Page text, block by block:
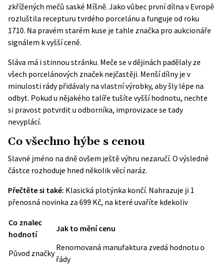
zkřížených mečů saské Míšně. Jako vůbec první dílna v Evropě
rozluštila recepturu tvrdého porcelánu a funguje od roku
1710. Na pravém starém kuse je tahle značka pro aukcionáře
signálem k vyšší ceně.
Sláva má i stinnou stránku. Meče se v dějinách padělaly ze
všech porcelánových značek nejčastěji. Menší dílny je v
minulosti rády přidávaly na vlastní výrobky, aby šly lépe na
odbyt. Pokud u nějakého talíře tušíte vyšší hodnotu, nechte
si pravost potvrdit u odborníka, improvizace se tady
nevyplácí.
Co všechno hýbe s cenou
Slavné jméno na dně ovšem ještě výhru nezaručí. O výsledné
částce rozhoduje hned několik věcí naráz.
Přečtěte si také: Klasická plotýnka končí. Nahrazuje ji 1
přenosná novinka za 699 Kč, na které uvaříte kdekoliv
Co znalec
hodnotí
Jak to mění cenu
Původ značky
Renomovaná manufaktura zvedá hodnotu o
řády